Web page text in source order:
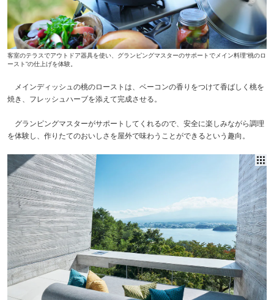
客室のテラスでアウトドア器具を使い、グランピングマスターのサポートでメイン料理“桃のロ
ースト”の仕上げを体験。
メインディッシュの桃のローストは、ベーコンの香りをつけて香ばしく桃を
焼き、フレッシュハーブを添えて完成させる。
グランピングマスターがサポートしてくれるので、安全に楽しみながら調理
を体験し、作りたてのおいしさを屋外で味わうことができるという趣向。